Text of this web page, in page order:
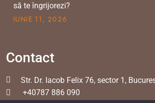
să te îngrijorezi?
IUNIE 11 , 2026
Contact
Str. Dr. Iacob Felix 76, sector 1,
+40787 886 090